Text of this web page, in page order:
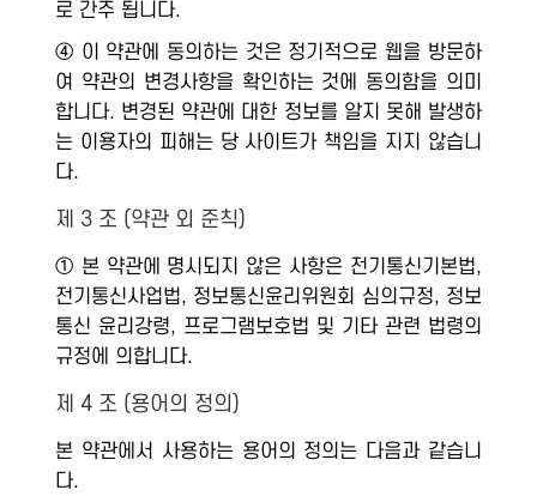
로 간주 됩니다.
④ 이 약관에 동의하는 것은 정기적으로 웹을 방문하
여 약관의 변경사항을 확인하는 것에 동의함을 의미
합니다. 변경된 약관에 대한 정보를 알지 못해 발생하
는 이용자의 피해는 당 사이트가 책임을 지지 않습니
다.
제 3 조 (약관 외 준칙)
① 본 약관에 명시되지 않은 사항은 전기통신기본법,
전기통신사업법, 정보통신윤리위원회 심의규정, 정보
통신 윤리강령, 프로그램보호법 및 기타 관련 법령의
규정에 의합니다.
제 4 조 (용어의 정의)
본 약관에서 사용하는 용어의 정의는 다음과 같습니
다.